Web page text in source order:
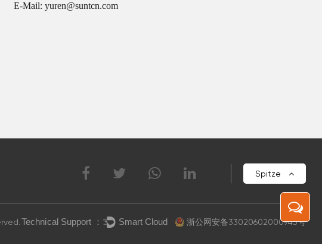
E-Mail: yuren@suntcn.com
Spitze
浙公网安备33020602000945号